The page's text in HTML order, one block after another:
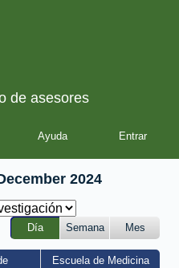
de asesores
Ayuda
2024
Día Semana Mes
Escuela de Medicina